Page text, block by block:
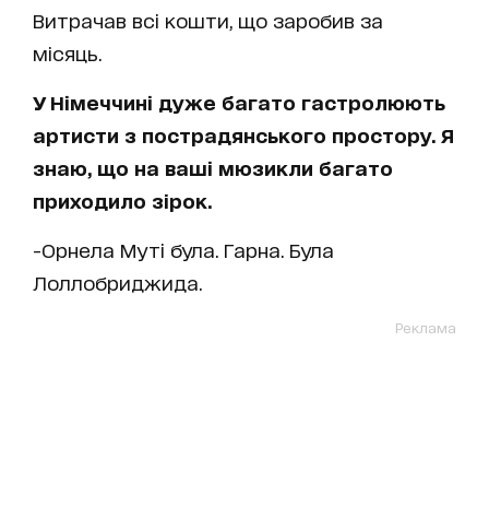
Витрачав всі кошти, що заробив за
місяць.
У Німеччині дуже багато гастролюють
артисти з пострадянського простору. Я
знаю, що на ваші мюзикли багато
приходило зірок.
-Орнела Муті була. Гарна. Була
Лоллобриджида.
Реклама